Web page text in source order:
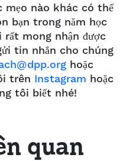
mẹo nào khác có thể
bạn trong năm học
mong nhận được
tin nhắn cho chúng
hoặc
trên Instagram hoặc
tôi biết nhé!
quan